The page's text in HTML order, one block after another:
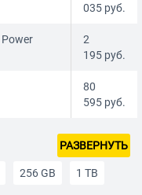
035 руб.
2
195 руб.
80
595 руб.
256 GB 1 TB
РАЗВЕРНУТЬ